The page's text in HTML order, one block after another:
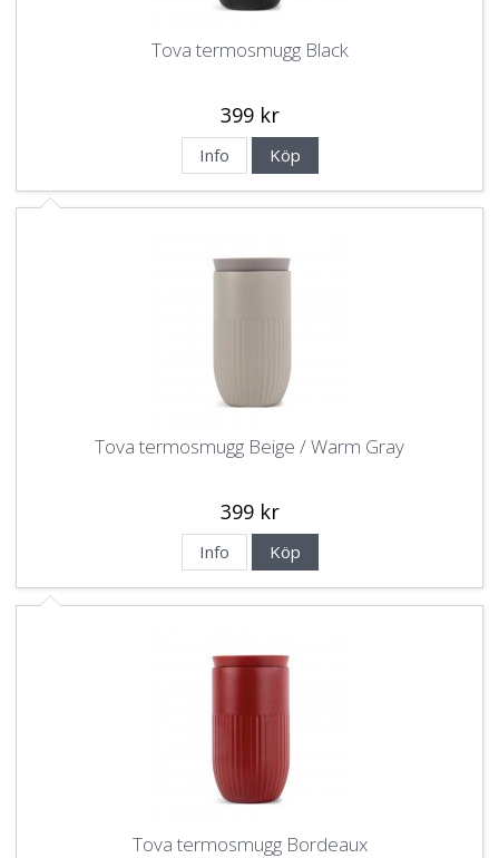
Tova termosmugg Black
399 kr
Info Köp
Tova termosmugg Beige / Warm Gray
399 kr
Info Köp
Tova termosmugg Bordeaux